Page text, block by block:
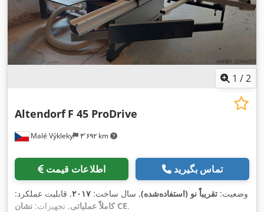
1 /2
Malé Výkleky ۳٬۶۹۲ km
Altendorf F 45 ProDrive
اطلاعات قیمت تماس بگیرید
وضعیت: تقریباً نو (استفاده‌شده), سال ساخت: ۲۰۱۷, قابلیت عملکرد:
کاملاً عملیاتی, تجهیزات: نشان CE,